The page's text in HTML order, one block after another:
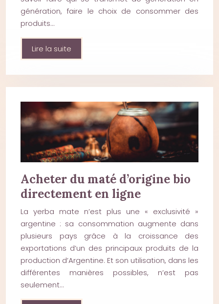
génération, faire le choix de consommer des
produits…
Lire la suite
Acheter du maté d’origine bio
directement en ligne
La yerba mate n’est plus une « exclusivité »
argentine : sa consommation augmente dans
plusieurs pays grâce à la croissance des
exportations d’un des principaux produits de la
production d’Argentine. Et son utilisation, dans les
différentes manières possibles, n’est pas
seulement…